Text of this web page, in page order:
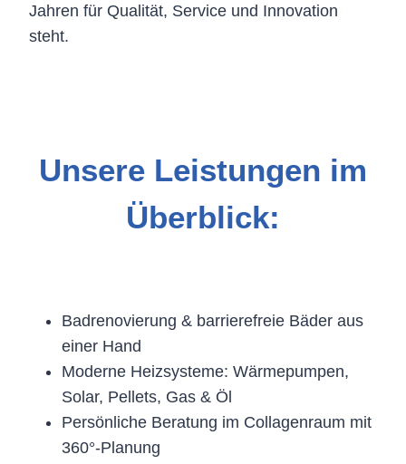
Jahren für Qualität, Service und Innovation
steht.
Unsere Leistungen im
Überblick:
Badrenovierung & barrierefreie Bäder aus
einer Hand
Moderne Heizsysteme: Wärmepumpen,
Solar, Pellets, Gas & Öl
Persönliche Beratung im Collagenraum mit
360°-Planung